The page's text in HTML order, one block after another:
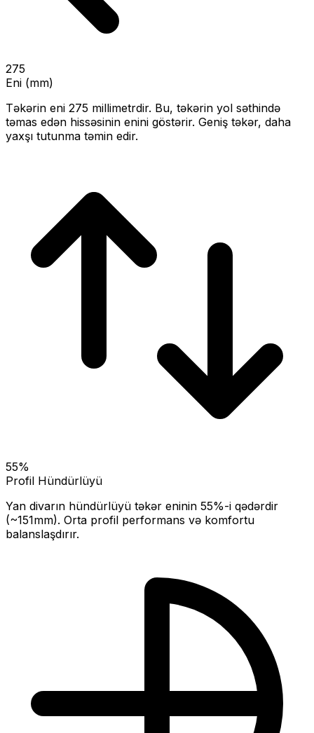
275
Eni (mm)
Təkərin eni 275 millimetrdir. Bu, təkərin yol səthində
təmas edən hissəsinin enini göstərir. Geniş təkər, daha
yaxşı tutunma təmin edir.
55%
Profil Hündürlüyü
Yan divarın hündürlüyü təkər eninin 55%-i qədərdir
(~151mm). Orta profil performans və komfortu
balanslaşdırır.